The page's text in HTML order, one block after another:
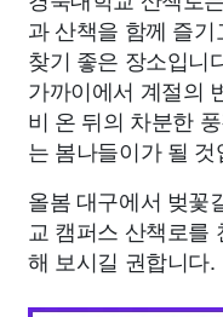
과 산책을 함께 즐
찾기 좋은 장소입니
가까이에서 계절의
비 온 뒤의 차분한
는 봄나들이가 될 것
올봄 대구에서 벚꽃
교 캠퍼스 산책로를
해 보시길 권합니다.